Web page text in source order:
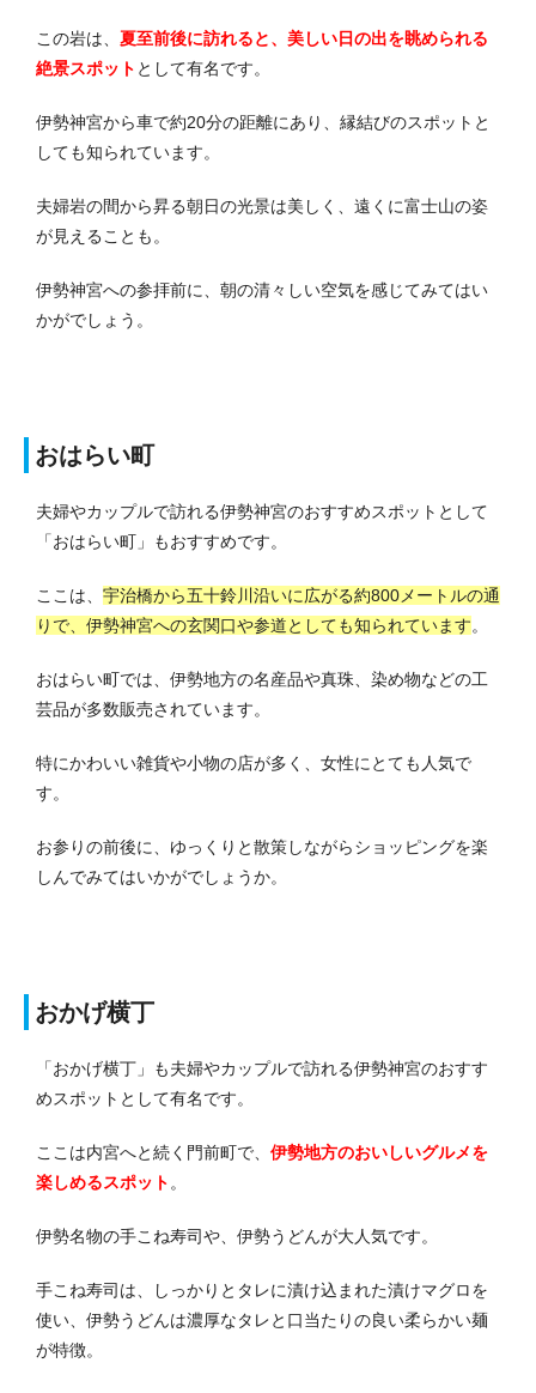
この岩は、 夏至前後に訪れると、美しい日の出を眺められる
絶景スポット として有名です。
伊勢神宮から車で約20分の距離にあり、縁結びのスポットと
しても知られています。
夫婦岩の間から昇る朝日の光景は美しく、遠くに富士山の姿
が見えることも。
伊勢神宮への参拝前に、朝の清々しい空気を感じてみてはい
かがでしょう。
おはらい町
夫婦やカップルで訪れる伊勢神宮のおすすめスポットとして
「おはらい町」もおすすめです。
ここは、 宇治橋から五十鈴川沿いに広がる約800メートルの通
りで、伊勢神宮への玄関口や参道としても知られています。
おはらい町では、伊勢地方の名産品や真珠、染め物などの工
芸品が多数販売されています。
特にかわいい雑貨や小物の店が多く、女性にとても人気で
す。
お参りの前後に、ゆっくりと散策しながらショッピングを楽
しんでみてはいかがでしょうか。
おかげ横丁
「おかげ横丁」も夫婦やカップルで訪れる伊勢神宮のおすす
めスポットとして有名です。
ここは内宮へと続く門前町で、 伊勢地方のおいしいグルメを
楽しめるスポット。
伊勢名物の手こね寿司や、伊勢うどんが大人気です。
手こね寿司は、しっかりとタレに漬け込まれた漬けマグロを
使い、伊勢うどんは濃厚なタレと口当たりの良い柔らかい麺
が特徴。